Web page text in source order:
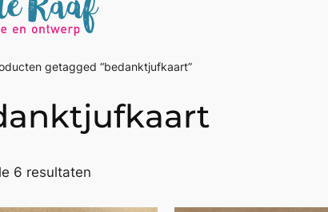
getagged “bedanktjufkaart”
6 resultaten